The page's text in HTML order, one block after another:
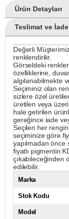
Ürün Detayları
Teslimat ve
Değerli
renklendirilir.
Görseldeki
özelliklerine,
algılanabilmekte
Seçiminiz olan
sizlere özel
üretilen veya
hale getirilen
gereğince iade
Seçilen her
seçiminize göre
yapılmadan önce
fiyatlı pigmentin
çıkabileceğinden
edilebilir.
Marka
Stok Kodu
Model